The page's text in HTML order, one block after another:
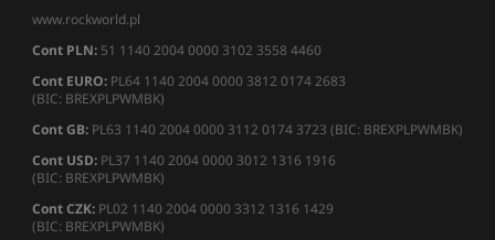
www.rockworld.pl
Cont PLN: 51 1140 2004 0000 3102 3558 4460
Cont EURO: PL64 1140 2004 0000 3812 0174 2683
(BIC: BREXPLPWMBK)
Cont GB: PL63 1140 2004 0000 3112 0174 3723 (BIC: BREXPLPWMBK)
Cont USD: PL37 1140 2004 0000 3012 1316 1916
(BIC: BREXPLPWMBK)
Cont CZK: PL02 1140 2004 0000 3312 1316 1429
(BIC: BREXPLPWMBK)